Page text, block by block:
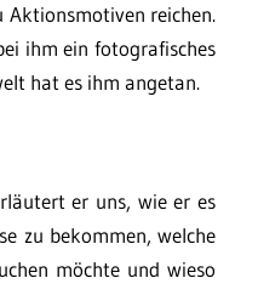
Aktionsmotiven reichen.
ihm ein fotografisches
hat es ihm angetan.
er uns, wie er es
zu bekommen, welche
möchte und wieso